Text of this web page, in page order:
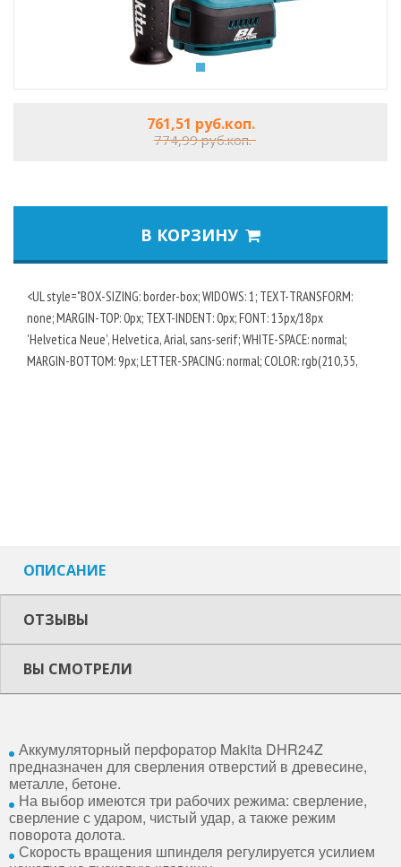
761,51 руб.коп.
774,99 руб.коп.
В КОРЗИНУ
<UL style="BOX-SIZING: border-box; WIDOWS: 1; TEXT-TRANSFORM:
none; MARGIN-TOP: 0px; TEXT-INDENT: 0px; FONT: 13px/18px
'Helvetica Neue', Helvetica, Arial, sans-serif; WHITE-SPACE: normal;
MARGIN-BOTTOM: 9px; LETTER-SPACING: normal; COLOR: rgb(210,35,
ОПИСАНИЕ
ОТЗЫВЫ
ВЫ СМОТРЕЛИ
Аккумуляторный перфоратор Makita DHR24Z
предназначен для сверления отверстий в древесине,
металле, бетоне.
На выбор имеются три рабочих режима: сверление,
сверление с ударом, чистый удар, а также режим
поворота долота.
Скорость вращения шпинделя регулируется усилием